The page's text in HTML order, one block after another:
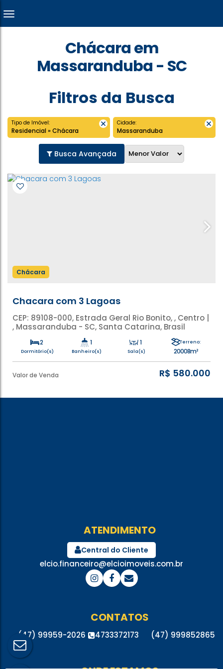
Chácara em
Massaranduba - SC
Filtros da Busca
Tipo de Imóvel:
Residencial » Chácara
Cidade:
Massaranduba
Busca Avançada
Chácara
Chacara com 3 Lagoas
R$ 580.000
Valor de Venda
CEP: 89108-000, Estrada Geral Rio Bonito , Centro
, Massaranduba , Santa Catarina, Brasil
2
Dormitório(s)
1
Banheiro(s)
1
Sala(s)
Terreno:
20008m²
ATENDIMENTO
Central do Cliente
elcio.financeiro@elcioimoveis.com.br
CONTATOS
(47) 99959-2026 4733372173 (47) 999852865